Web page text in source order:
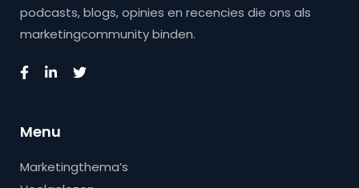
podcasts, blogs, opinies en recencies die ons als
marketingcommunity binden.
Menu
Marketingthema’s